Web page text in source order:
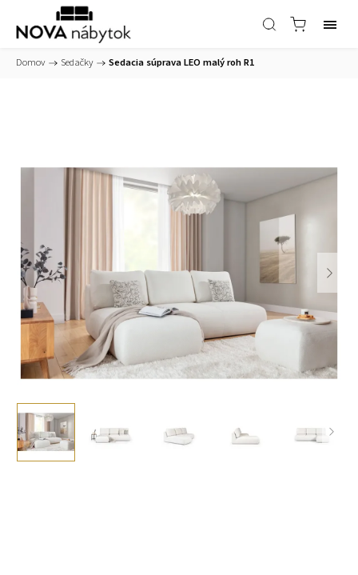
Domov / Sedačky / Sedacia súprava LEO malý roh R1